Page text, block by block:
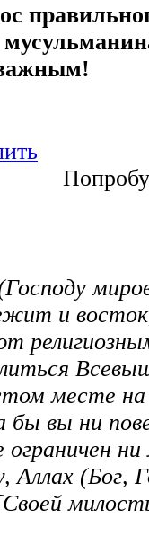
и
месте на
бы вы ни
Аллах (Бог,